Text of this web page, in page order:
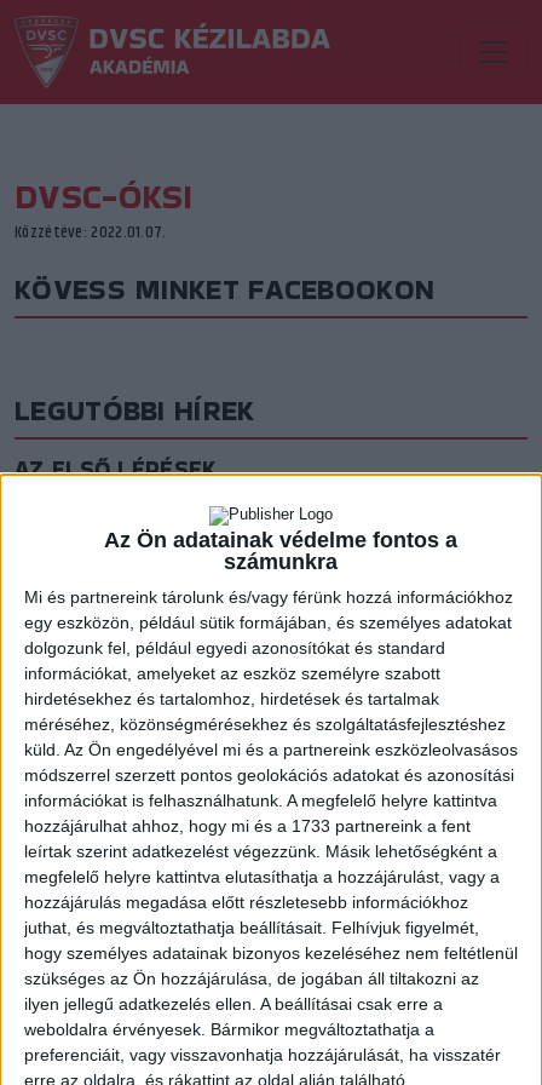
Az Ön adatainak védelme fontos a
számunkra
Mi és partnereink tárolunk és/vagy férünk hozzá információkhoz
egy eszközön, például sütik formájában, és személyes adatokat
dolgozunk fel, például egyedi azonosítókat és standard
információkat, amelyeket az eszköz személyre szabott
hirdetésekhez és tartalomhoz, hirdetések és tartalmak
méréséhez, közönségmérésekhez és szolgáltatásfejlesztéshez
küld. Az Ön engedélyével mi és a partnereink eszközleolvasásos
módszerrel szerzett pontos geolokációs adatokat és azonosítási
információkat is felhasználhatunk. A megfelelő helyre kattintva
hozzájárulhat ahhoz, hogy mi és a 1733 partnereink a fent
leírtak szerint adatkezelést végezzünk. Másik lehetőségként a
megfelelő helyre kattintva elutasíthatja a hozzájárulást, vagy a
hozzájárulás megadása előtt részletesebb információkhoz
juthat, és megváltoztathatja beállításait. Felhívjuk figyelmét,
hogy személyes adatainak bizonyos kezeléséhez nem feltétlenül
szükséges az Ön hozzájárulása, de jogában áll tiltakozni az
ilyen jellegű adatkezelés ellen. A beállításai csak erre a
weboldalra érvényesek. Bármikor megváltoztathatja a
preferenciáit, vagy visszavonhatja hozzájárulását, ha visszatér
erre az oldalra, és rákattint az oldal alján található
DVSC-ÓKSI
Közzétéve: 2022.01.07.
KÖVESS MINKET FACEBOOKON
LEGUTÓBBI HÍREK
AZ ELSŐ LÉPÉSEK
Lejátszotta első felkészülési mérkőzéseit a formálódó, sok új játékossal
U18-AS VB: HIBÁTLAN CSOPORTKÖR
2026.08.01. 16:08
Mindhárom csoportmérkőzését megnyerte a magyar ifjúsági válogatott az
U18-as vilégbajnokságon,...Bővebben →
SORSOLTAK AZ NB I/B-BEN
2026.07.31. 19:57
Akadémistáink az előző évekhez hasonlóan a 2026/2027-es szezonban is
megméretteti...Bővebben →
U18-AS VB: KEZDŐDIK!
2026.07.28. 13:42
Első világbajnokságára készül a 2008-2009-es születésű játékosok alkotta
magyar ifjúsági...Bővebben →